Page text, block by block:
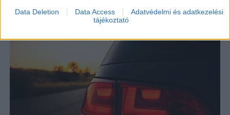
Data Deletion Data Access
Adatvédelmi és adatkezelési
tájékoztató